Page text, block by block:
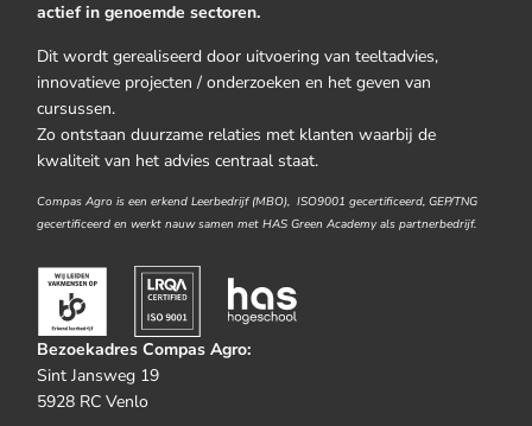
actief in genoemde sectoren.
Dit wordt gerealiseerd door uitvoering van teeltadvies,
innovatieve projecten / onderzoeken en het geven van
cursussen.
Zo ontstaan duurzame relaties met klanten waarbij de
kwaliteit van het advies centraal staat.
Compas Agro is een erkend Leerbedrijf (MBO), ISO9001 gecertificeerd, GEP/TNG
gecertificeerd en werkt nauw samen met HAS Green Academy als partnerbedrijf.
Bezoekadres Compas Agro:
Sint Jansweg 19
5928 RC Venlo